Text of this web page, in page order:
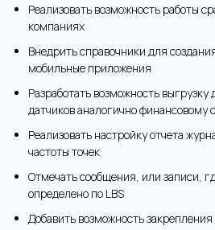
Реализовать возможность работы
компаниях
Внедрить справочники для
мобильные приложения
Разработать возможность выгрузку
датчиков аналогично финансовому
Реализовать настройку отчета
частоты точек
Отмечать сообщения, или записи,
определено по LBS
Добавить возможность закрепления